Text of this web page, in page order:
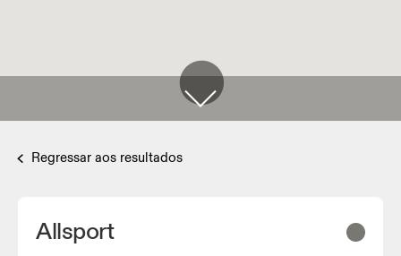
Regressar aos resultados
Allsport